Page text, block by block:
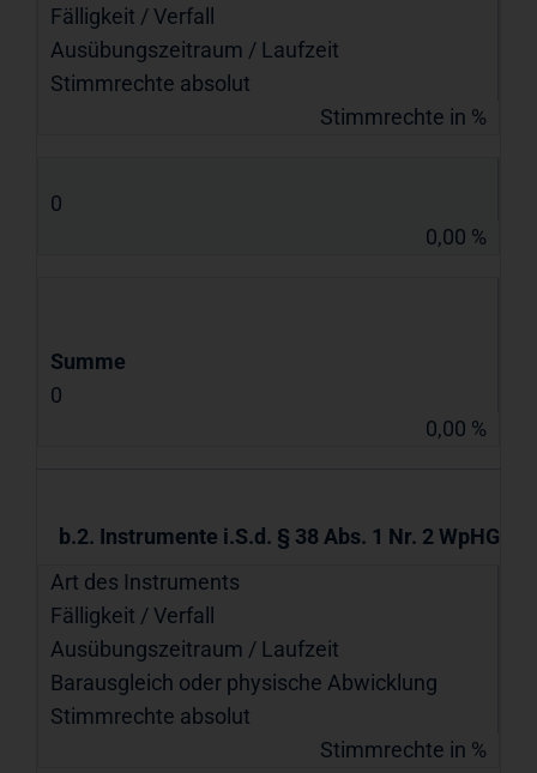
Fälligkeit / Verfall
Ausübungs­zeitraum / Laufzeit
Stimmrechte absolut
Stimmrechte in %
0
0,00 %
Summe
0
0,00 %
b.2. Instrumente i.S.d. § 38 Abs. 1 Nr. 2 WpHG
Art des Instruments
Fälligkeit / Verfall
Ausübungs­zeitraum / Laufzeit
Barausgleich oder physische Abwicklung
Stimmrechte absolut
Stimmrechte in %